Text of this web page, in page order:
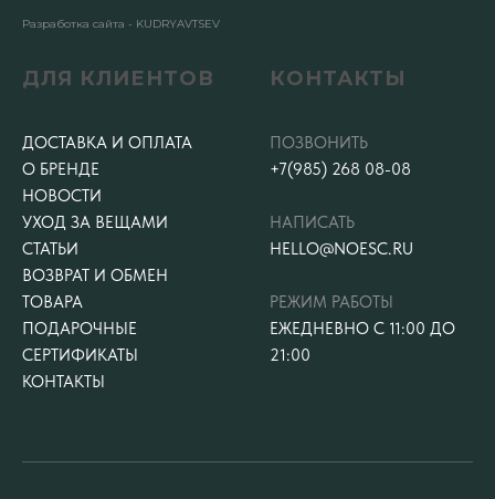
Разработка сайта - KUDRYAVTSEV
ДЛЯ КЛИЕНТОВ
ДОСТАВКА И ОПЛАТА
О БРЕНДЕ
НОВОСТИ
УХОД ЗА ВЕЩАМИ
СТАТЬИ
ВОЗВРАТ И ОБМЕН
ТОВАРА
ПОДАРОЧНЫЕ
СЕРТИФИКАТЫ
КОНТАКТЫ
КОНТАКТЫ
ПОЗВОНИТЬ
+7(985) 268 08-08
НАПИСАТЬ
HELLO@NOESC.RU
РЕЖИМ РАБОТЫ
ЕЖЕДНЕВНО С 11:00 ДО
21:00